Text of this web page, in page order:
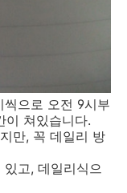
으로 오전 9시부
이 쳐있습니다.
만, 꼭 데일리 방
고, 데일리식으